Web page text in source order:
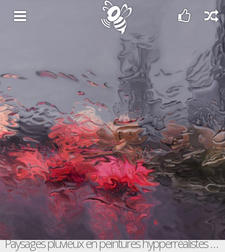
Paysages pluvieux en peintures hypperréalistes / Gregory Thielker